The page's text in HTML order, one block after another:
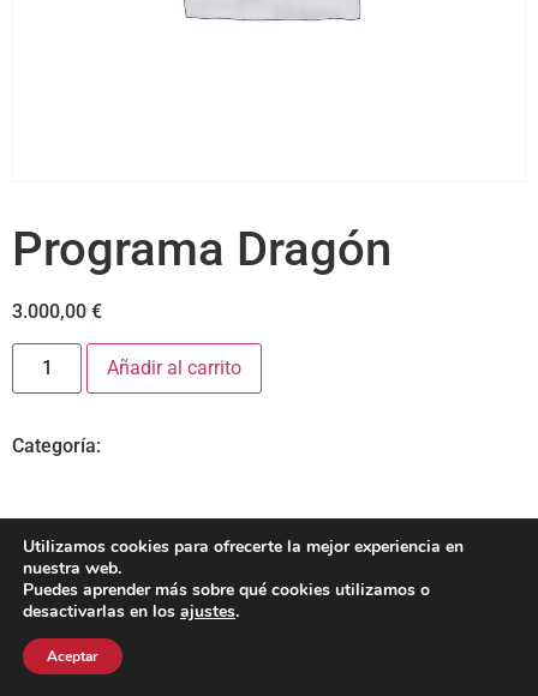
Programa Dragón
3.000,00 €
Añadir al carrito
Categoría:
Utilizamos cookies para ofrecerte la mejor experiencia en
nuestra web.
Puedes aprender más sobre qué cookies utilizamos o
desactivarlas en los ajustes.
Aceptar